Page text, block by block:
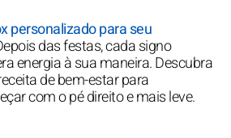
personalizado para seu
das festas, cada signo
energia à sua maneira. Descubra
de bem-estar para
com o pé direito e mais leve.